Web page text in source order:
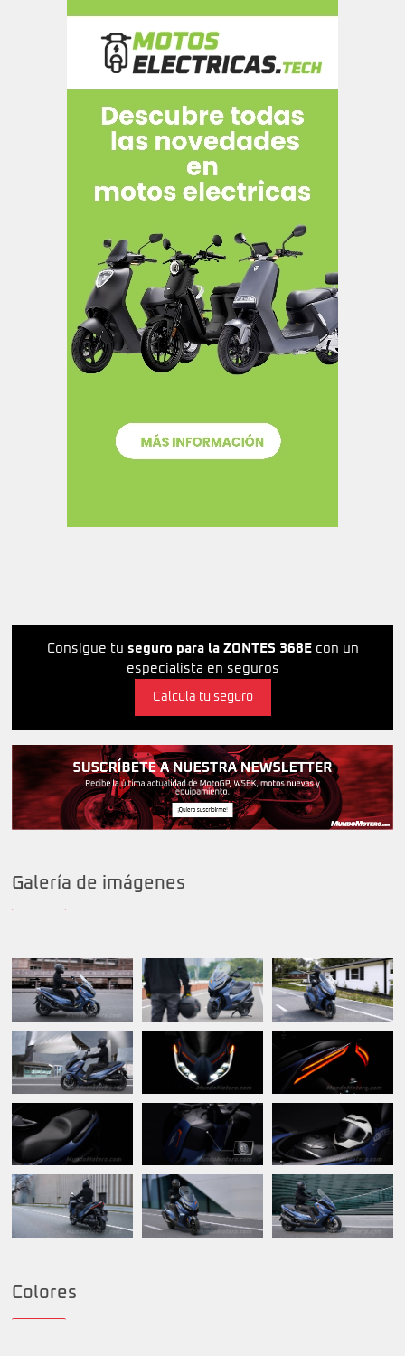
Consigue tu seguro para la ZONTES 368Econ un
especialista en seguros
Calcula tu seguro
Galería de imágenes
Colores